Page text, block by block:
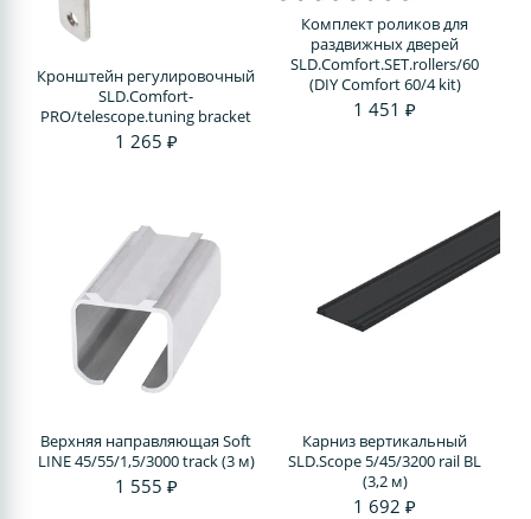
Кронштейн регулировочный
SLD.Comfort-
PRO/telescope.tuning bracket
1 265 ₽
Комплект роликов для
раздвижных дверей
SLD.Comfort.SET.rollers/60
(DIY Comfort 60/4 kit)
1 451 ₽
Верхняя направляющая Soft
LINE 45/55/1,5/3000 track (3 м)
1 555 ₽
Карниз вертикальный
SLD.Scope 5/45/3200 rail BL
(3,2 м)
1 692 ₽